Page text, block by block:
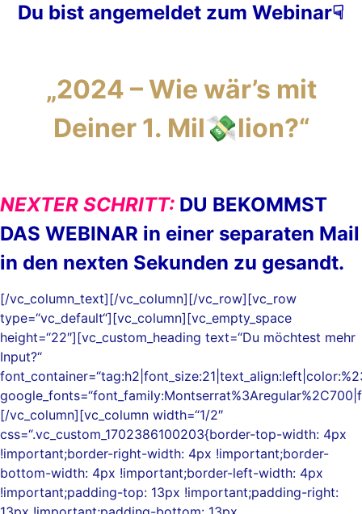
Du bist angemeldet zum Webinar☟
„2024 – Wie wär’s mit
Deiner 1. Mil💸lion?“
NEXTER SCHRITT: DU BEKOMMST
DAS WEBINAR in einer separaten Mail
in den nexten Sekunden zu gesandt.
[/vc_column_text][/vc_column][/vc_row][vc_row
type=“vc_default“][vc_column][vc_empty_space
height=“22″][vc_custom_heading text=“Du möchtest mehr
Input?“
[/vc_column][vc_column width=“1/2″
css=“.vc_custom_1702386100203{border-top-width: 4px
!important;border-right-width: 4px !important;border-
bottom-width: 4px !important;border-left-width: 4px
!important;padding-top: 13px !important;padding-right: